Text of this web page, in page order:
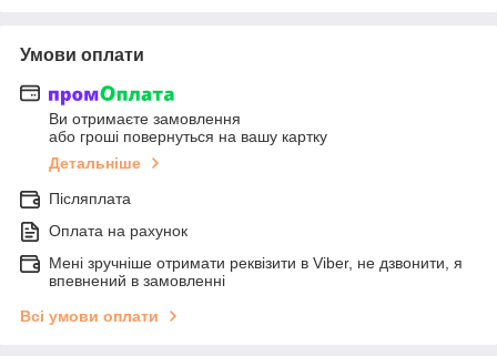
Умови оплати
Ви отримаєте замовлення
або гроші повернуться на вашу картку
Детальніше
Післяплата
Оплата на рахунок
Мені зручніше отримати реквізити в Viber, не дзвонити, я
впевнений в замовленні
Всі умови оплати